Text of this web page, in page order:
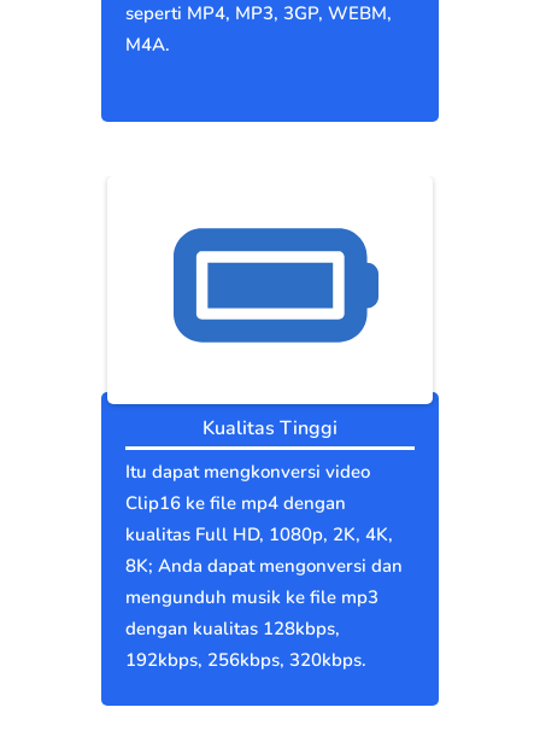
seperti MP4, MP3, 3GP, WEBM,
M4A.
Kualitas Tinggi
Itu dapat mengkonversi video
Clip16 ke file mp4 dengan
kualitas Full HD, 1080p, 2K, 4K,
8K; Anda dapat mengonversi dan
mengunduh musik ke file mp3
dengan kualitas 128kbps,
192kbps, 256kbps, 320kbps.